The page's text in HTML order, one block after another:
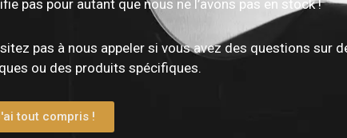
Jusqu’à 24 bits / 192 kHz + DSD
Wi-Fi 6E (2,4 / 5 / 6 GHz, 802.11 b/g/n/ax)
pas pour autant que nous ne l’avons pas en stock !
pas à nous appeler si vous avez des questions sur
ou des produits spécifiques.
tout compris !